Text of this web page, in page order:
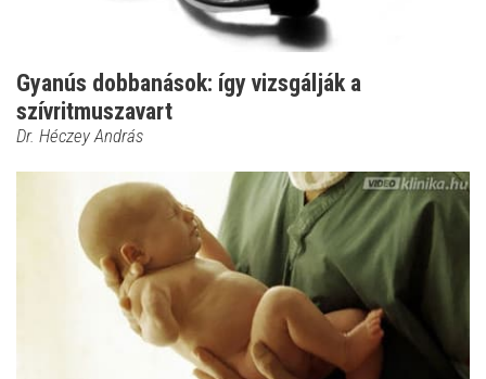
Gyanús dobbanások: így vizsgálják a
szívritmuszavart
Dr. Héczey András